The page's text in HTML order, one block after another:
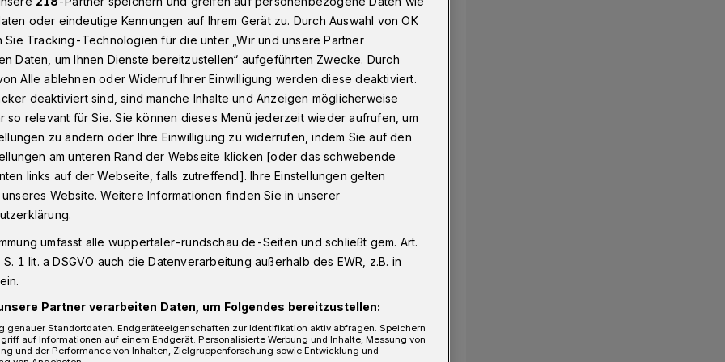
unter Vertrag
Jones unter
Jones wechselt zu den Kölner Haien.
Central Butte, Saskatchewan,
in der abgelaufenen Spielzeit 30 DEL-
und verbuchte 19 Scorerpunkte (7
oder eindeutige Kennungen auf Ihrem Gerät zu. Durch Auswahl von OK
Sie Tracking-Technologien für die unter „Wir und unsere Partner
Daten, um Ihnen Dienste bereitzustellen“ aufgeführten Zwecke. Durch
Alle ablehnen oder Widerruf Ihrer Einwilligung werden diese deaktiviert.
deaktiviert sind, sind manche Inhalte und Anzeigen möglicherweise
so relevant für Sie. Sie können dieses Menü jederzeit wieder aufrufen, um
zu ändern oder Ihre Einwilligung zu widerrufen, indem Sie auf den
am unteren Rand der Webseite klicken [oder das schwebende
links auf der Webseite, falls zutreffend]. Ihre Einstellungen gelten
Website. Weitere Informationen finden Sie in unserer
umfasst alle wuppertaler-rundschau.de-Seiten und schließt gem. Art.
1 lit. a DSGVO auch die Datenverarbeitung außerhalb des EWR, z.B. in
Partner verarbeiten Daten, um Folgendes bereitzustellen:
genauer Standortdaten. Endgeräteeigenschaften zur Identifikation aktiv abfragen. Speichern
auf Informationen auf einem Endgerät. Personalisierte Werbung und Inhalte, Messung von
und der Performance von Inhalten, Zielgruppenforschung sowie Entwicklung und